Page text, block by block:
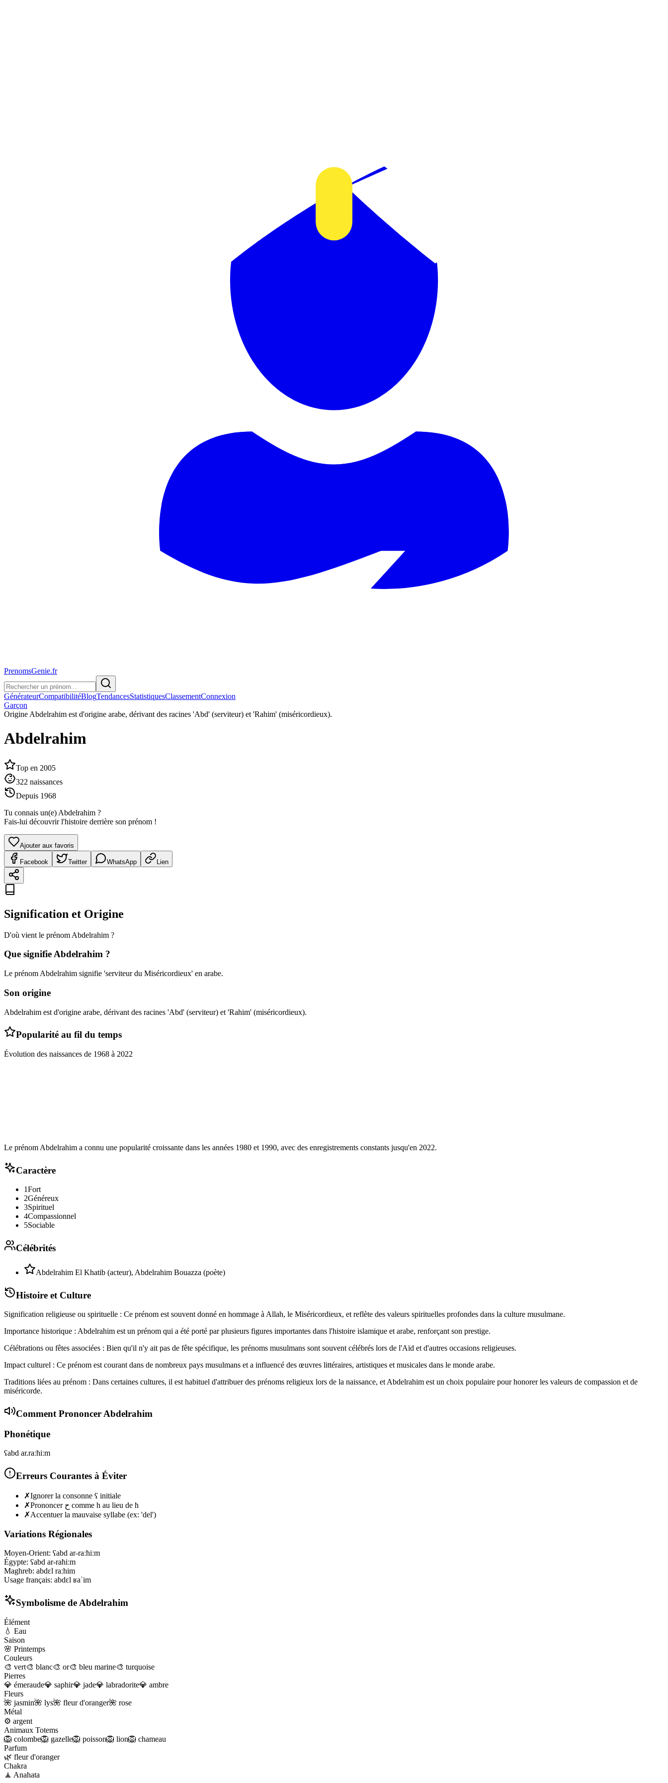
PrenomsGenie.fr
GénérateurCompatibilitéBlogTendancesStatistiquesClassementConnexion
Garçon
Origine Abdelrahim est d'origine arabe, dérivant des racines 'Abd' (serviteur) et 'Rahim' (miséricordieux).
Abdelrahim
Top en 2005
322 naissances
Depuis 1968
Tu connais un(e) Abdelrahim ?
Fais-lui découvrir l'histoire derrière son prénom !
Ajouter aux favoris
Facebook Twitter WhatsApp Lien
Signification et Origine
D'où vient le prénom Abdelrahim ?
Que signifieAbdelrahim ?
Le prénom Abdelrahim signifie 'serviteur du Miséricordieux' en arabe.
Son origine
Abdelrahim est d'origine arabe, dérivant des racines 'Abd' (serviteur) et 'Rahim' (miséricordieux).
Popularité au fil du temps
Évolution des naissances de 1968 à 2022
Le prénom Abdelrahim a connu une popularité croissante dans les années 1980 et 1990, avec des enregistrements constants jusqu'en 2022.
Caractère
1Fort
2Généreux
3Spirituel
4Compassionnel
5Sociable
Célébrités
Abdelrahim El Khatib (acteur), Abdelrahim Bouazza (poète)
Histoire et Culture
Signification religieuse ou spirituelle : Ce prénom est souvent donné en hommage à Allah, le Miséricordieux, et reflète des valeurs spirituelles profondes dans la culture musulmane.
Importance historique : Abdelrahim est un prénom qui a été porté par plusieurs figures importantes dans l'histoire islamique et arabe, renforçant son prestige.
Célébrations ou fêtes associées : Bien qu'il n'y ait pas de fête spécifique, les prénoms musulmans sont souvent célébrés lors de l'Aïd et d'autres occasions religieuses.
Impact culturel : Ce prénom est courant dans de nombreux pays musulmans et a influencé des œuvres littéraires, artistiques et musicales dans le monde arabe.
Traditions liées au prénom : Dans certaines cultures, il est habituel d'attribuer des prénoms religieux lors de la naissance, et Abdelrahim est un choix populaire pour honorer les valeurs de compassion et de
miséricorde.
Comment Prononcer Abdelrahim
Phonétique
ʕabd ar.raːħiːm
Erreurs Courantes à Éviter
✗Ignorer la consonne ʕ initiale
✗
Prononcer ح comme h au lieu de ħ
✗Accentuer la mauvaise syllabe (ex: 'del')
Variations Régionales
Moyen-Orient: ʕabd ar-raːħiːm
Égypte: ʕabd ar-raħiːm
Maghreb: abdɛl raːhim
Usage français: abdɛl ʁaˈim
Symbolisme de Abdelrahim
Élément
💧 Eau
Saison
🌸 Printemps
Couleurs
🎨 vert🎨 blanc🎨 or🎨 bleu marine🎨 turquoise
Pierres
💎 émeraude💎 saphir💎 jade💎 labradorite💎 ambre
Fleurs
🌺 jasmin🌺 lys🌺 fleur d'oranger🌺 rose
Métal
⚙️ argent
Animaux Totems
🦁 colombe🦁 gazelle🦁 poisson🦁 lion🦁 chameau
Parfum
🌿 fleur d'oranger
Chakra
🧘 Anahata